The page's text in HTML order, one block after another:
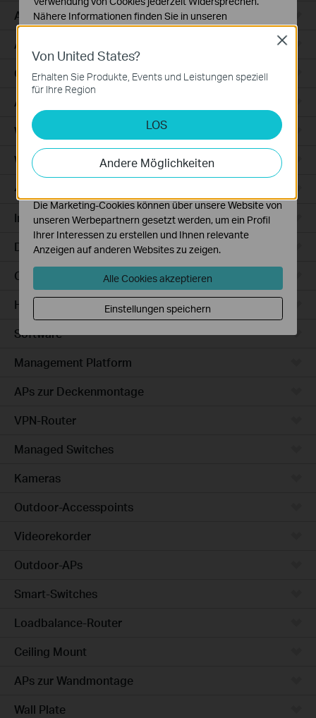
Access
Access Pro
GPON
Agile
Wired Gateways
WiFi Gateways
4G/5G WiFi Gateways
Integrated Gateways
DSL Gateways
Cloud-Based
Hardware
Software
Management Platform
APs zur Deckenmontage
VPN-Router
Managed Switches
Kameras
Outdoor-Accesspoints
Videorekorder
Outdoor-APs
Smart-Switches
Loadbalance-Router
Ceiling Mount
APs zur Wandmontage
Wall Plate
Von United States?
Erhalten Sie Produkte, Events und Leistungen speziell
für Ihre Region
LOS
Andere Möglichkeiten
Close
Nähere Informationen finden Sie in unseren
Datenschutzhinweisen.
Notwendige Cookies
Diese Cookies sind zur Funktion der Website
erforderlich und können in Ihren Systemen nicht
Analyse- und Marketing-Cookies
Analyse-Cookies ermöglichen es uns, Ihre Aktivitäten
auf unserer Website zu analysieren, um die
Funktionsweise unserer Website zu verbessern und
Die Marketing-Cookies können über unsere Website von
unseren Werbepartnern gesetzt werden, um ein Profil
Ihrer Interessen zu erstellen und Ihnen relevante
Anzeigen auf anderen Websites zu zeigen.
Alle Cookies akzeptieren
Einstellungen speichern